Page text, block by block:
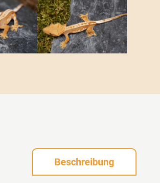
Beschreibung